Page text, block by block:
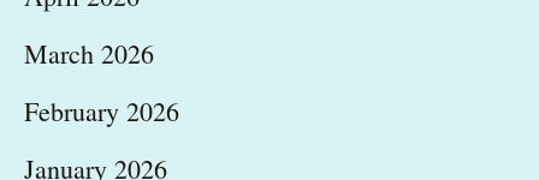
March 2026
February 2026
January 2026